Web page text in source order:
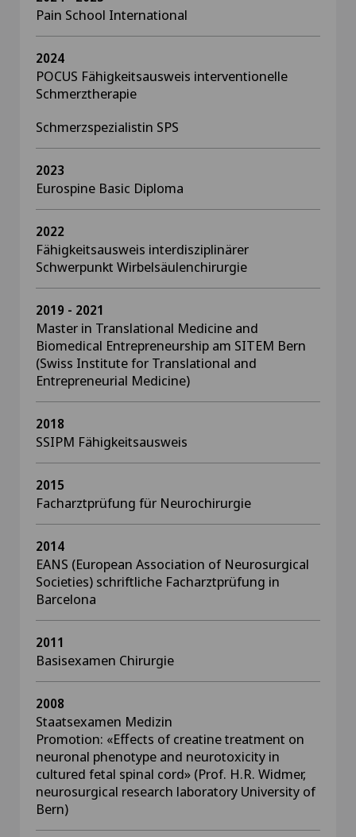
Pain School International
2024
POCUS Fähigkeitsausweis interventionelle
Schmerztherapie
Schmerzspezialistin SPS
2023
Eurospine Basic Diploma
2022
Fähigkeitsausweis interdisziplinärer
Schwerpunkt Wirbelsäulenchirurgie
2019 - 2021
Master in Translational Medicine and
Biomedical Entrepreneurship am SITEM Bern
(Swiss Institute for Translational and
Entrepreneurial Medicine)
2018
SSIPM Fähigkeitsausweis
2015
Facharztprüfung für Neurochirurgie
2014
EANS (European Association of Neurosurgical
Societies) schriftliche Facharztprüfung in
Barcelona
2011
Basisexamen Chirurgie
2008
Staatsexamen Medizin
Promotion: «Effects of creatine treatment on
neuronal phenotype and neurotoxicity in
cultured fetal spinal cord» (Prof. H.R. Widmer,
neurosurgical research laboratory University of
Bern)